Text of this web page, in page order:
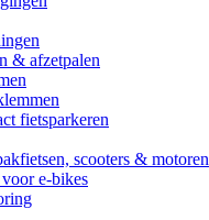
& afzetpalen
fietsparkeren
scooters & motoren
e-bikes